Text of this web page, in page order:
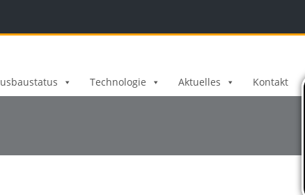
Technologie Aktuelles Kontakt